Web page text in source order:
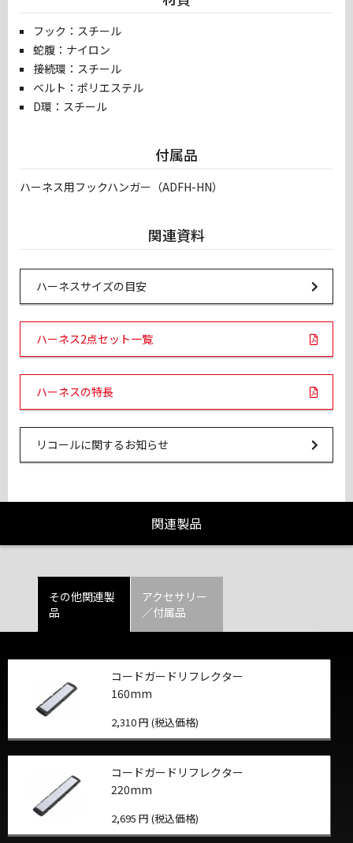
フック：スチール
蛇腹：ナイロン
接続環：スチール
ベルト：ポリエステル
D環：スチール
付属品
ハーネス用フックハンガー（ADFH-HN）
関連資料
ハーネスサイズの目安Url Link
ハーネス2点セット一覧PDF Links
ハーネスの特長
リコールに関するお知らせ
関連製品
その他関連製
品
アクセサリー
／付属品
コードガードリフレクター
160mm
2,310 円 (税込価格)
コードガードリフレクター
220mm
2,695 円 (税込価格)